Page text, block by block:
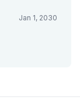
Jan 1, 2030